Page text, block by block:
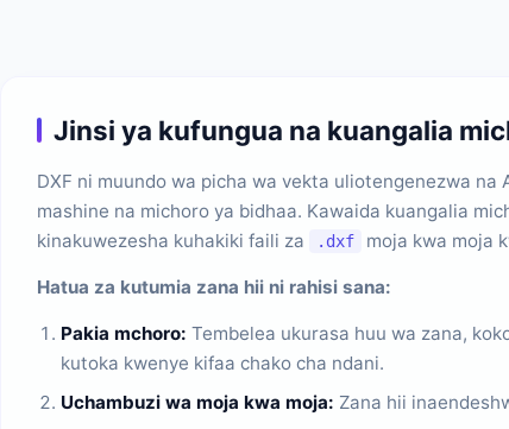
Jinsi ya kufungua na kuangalia
DXF ni muundo wa picha wa vekta uliotengenezwa
mashine na michoro ya bidhaa. Kawaida kuangalia
kinakuwezesha kuhakiki faili za
.dxf moja kwa moja
Hatua za kutumia zana hii ni rahisi sana:
Pakia mchoro: Tembelea ukurasa huu wa zana,
kutoka kwenye kifaa chako cha ndani.
Uchambuzi wa moja kwa moja: Zana hii